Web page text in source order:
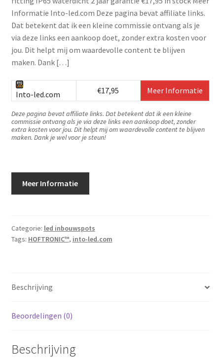
Informatie Into-led.com Deze pagina bevat affiliate links.
Dat betekent dat ik een kleine commissie ontvang als je
via deze links een aankoop doet, zonder extra kosten voor
jou. Dit helpt mij om waardevolle content te blijven
maken. Dank […]
Into-led.com €17,95 Meer Informatie
Deze pagina bevat affiliate links. Dat betekent dat ik een kleine
commissie ontvang als je via deze links een aankoop doet, zonder
extra kosten voor jou. Dit helpt mij om waardevolle content te blijven
maken. Dank je wel voor je steun!
Meer Informatie
Categorie: led inbouwspots
Tags: HOFTRONIC™, into-led.com
Beschrijving
Beoordelingen (0)
Beschrijving